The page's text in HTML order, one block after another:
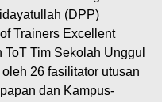
(DPP)
Trainers Excellent
Tim Sekolah Unggul
26 fasilitator utusan
dan Kampus-